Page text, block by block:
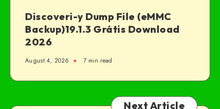
Discoveri-y Dump File (eMMC
Backup)19.1.3 Grátis Download
2026
August 4, 2026 7 min read
Next Article